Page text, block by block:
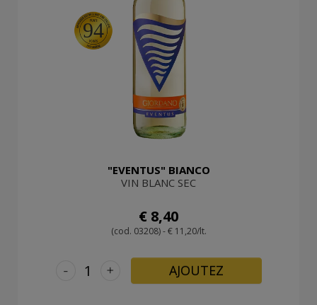
94
"EVENTUS" BIANCO
VIN BLANC SEC
€ 8,40
(cod. 03208) - € 11,20/lt.
+
- AJOUTEZ